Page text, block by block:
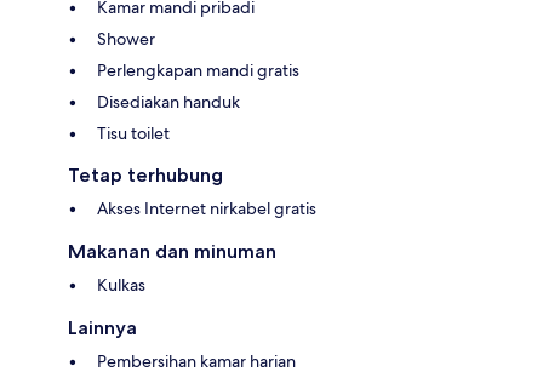
Kamar mandi pribadi
Shower
Perlengkapan mandi gratis
Disediakan handuk
Tisu toilet
Tetap terhubung
Akses Internet nirkabel gratis
Makanan dan minuman
Kulkas
Lainnya
Pembersihan kamar harian